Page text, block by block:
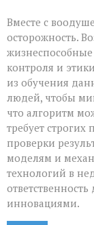
Вместе с
осторожность.
контроля и
из обучения
людей, чтобы
что алгоритм
требует
проверки
моделям и
технологий в
инновациями.